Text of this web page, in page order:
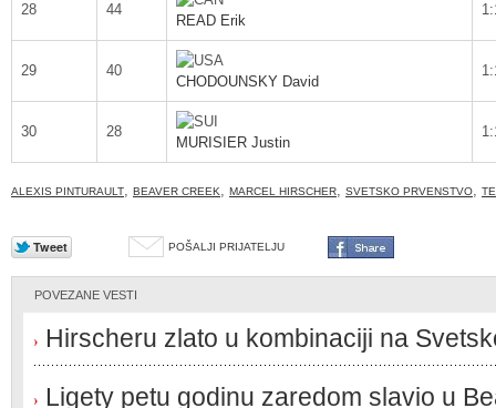
28 44
READ Erik
29 40
CHODOUNSKY David
30 28
MURISIER Justin
ALEXIS PINTURAULT, BEAVER CREEK, MARCEL HIRSCHER, SVETSKO PRVENSTVO,
POŠALJI PRIJATELJU
POVEZANE VESTI
Hirscheru zlato u kombinaciji na
Ligety petu godinu zaredom slavio u